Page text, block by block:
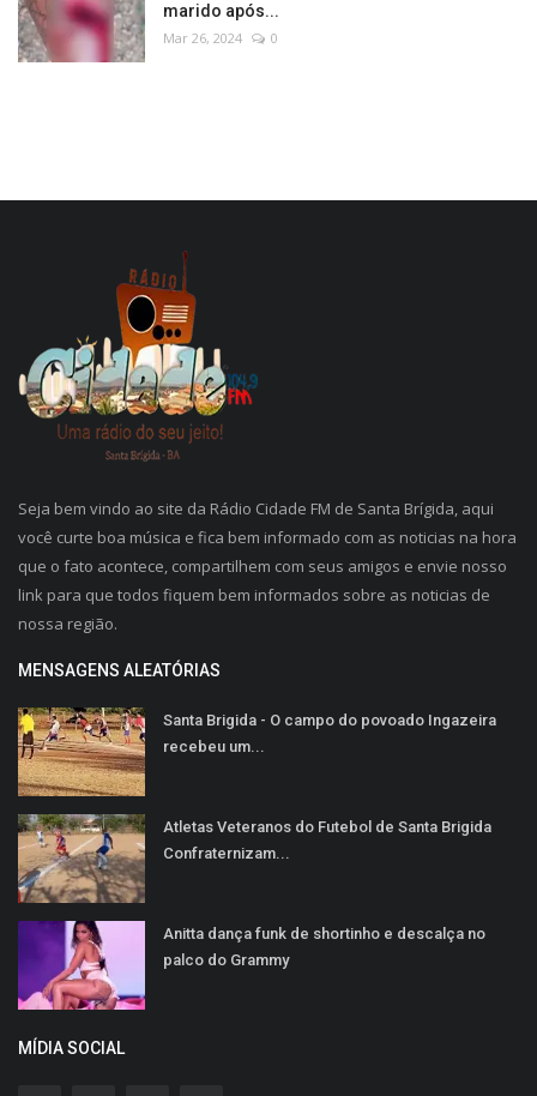
marido após...
Mar 26, 2024 0
Seja bem vindo ao site da Rádio Cidade FM de Santa Brígida, aqui
você curte boa música e fica bem informado com as noticias na hora
que o fato acontece, compartilhem com seus amigos e envie nosso
link para que todos fiquem bem informados sobre as noticias de
nossa região.
MENSAGENS ALEATÓRIAS
Santa Brigida - O campo do povoado Ingazeira
recebeu um...
Atletas Veteranos do Futebol de Santa Brigida
Confraternizam...
Anitta dança funk de shortinho e descalça no
palco do Grammy
MÍDIA SOCIAL